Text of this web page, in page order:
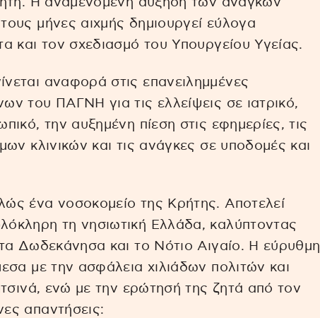
μήνες αιχμής δημιουργεί εύλογα
και τον σχεδιασμό του Υπουργείου Υγείας.
αναφορά στις επανειλημμένες
του ΠΑΓΝΗ για τις ελλείψεις σε ιατρικό,
την αυξημένη πίεση στις εφημερίες, τις
κλινικών και τις ανάγκες σε υποδομές και
ένα νοσοκομείο της Κρήτης. Αποτελεί
τη νησιωτική Ελλάδα, καλύπτοντας
Δωδεκάνησα και το Νότιο Αιγαίο. Η εύρυθμη
με την ασφάλεια χιλιάδων πολιτών και
ενώ με την ερώτησή της ζητά από τον
απαντήσεις: